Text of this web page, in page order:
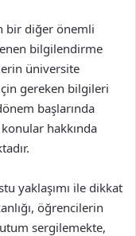
bir diğer önemli
bilgilendirme
üniversite
gereken bilgileri
başlarında
hakkında
yaklaşımı ile dikkat
öğrencilerin
sergilemekte,